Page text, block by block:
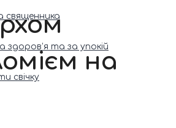
священника
здоров’я та за упокій
свічку
на